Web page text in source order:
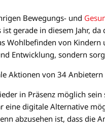
Bewegungs- und
gerade in diesem Jahr,
Wohlbefinden von
Entwicklung, sondern
Aktionen von 34
in Präsenz möglich
digitale Alternative
abzusehen ist, dass die